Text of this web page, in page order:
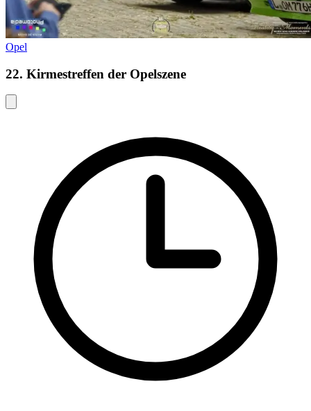
Opel
22. Kirmestreffen der Opelszene